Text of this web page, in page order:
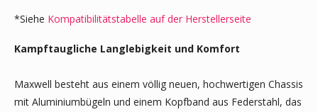
*Siehe Kompatibilitätstabelle auf der Herstellerseite
Kampftaugliche Langlebigkeit und Komfort
Maxwell besteht aus einem völlig neuen, hochwertigen Chassis
mit Aluminiumbügeln und einem Kopfband aus Federstahl, das